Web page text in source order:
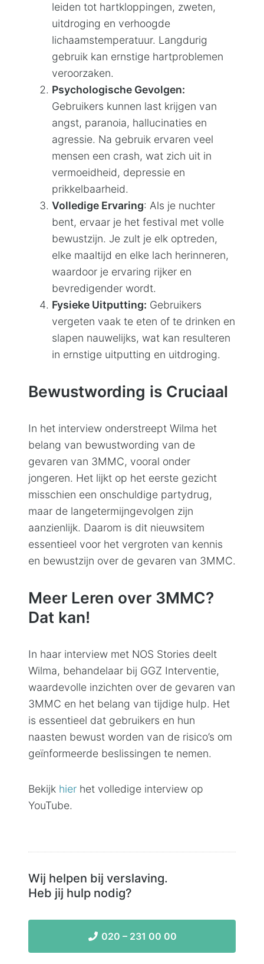
leiden tot hartkloppingen, zweten,
uitdroging en verhoogde
lichaamstemperatuur. Langdurig
gebruik kan ernstige hartproblemen
veroorzaken.
Psychologische Gevolgen:
Gebruikers kunnen last krijgen van
angst, paranoia, hallucinaties en
agressie. Na gebruik ervaren veel
mensen een crash, wat zich uit in
vermoeidheid, depressie en
prikkelbaarheid.
Volledige Ervaring: Als je nuchter
bent, ervaar je het festival met volle
bewustzijn. Je zult je elk optreden,
elke maaltijd en elke lach herinneren,
waardoor je ervaring rijker en
bevredigender wordt.
Fysieke Uitputting: Gebruikers
vergeten vaak te eten of te drinken en
slapen nauwelijks, wat kan resulteren
in ernstige uitputting en uitdroging.
Bewustwording is Cruciaal
In het interview onderstreept Wilma het
belang van bewustwording van de
gevaren van 3MMC, vooral onder
jongeren. Het lijkt op het eerste gezicht
misschien een onschuldige partydrug,
maar de langetermijngevolgen zijn
aanzienlijk. Daarom is dit nieuwsitem
essentieel voor het vergroten van kennis
en bewustzijn over de gevaren van 3MMC.
Meer Leren over 3MMC?
Dat kan!
In haar interview met NOS Stories deelt
Wilma, behandelaar bij GGZ Interventie,
waardevolle inzichten over de gevaren van
3MMC en het belang van tijdige hulp. Het
is essentieel dat gebruikers en hun
naasten bewust worden van de risico’s om
geïnformeerde beslissingen te nemen.
Bekijk hier het volledige interview op
YouTube.
Wij helpen bij verslaving.
Heb jij hulp nodig?
020 – 231 00 00